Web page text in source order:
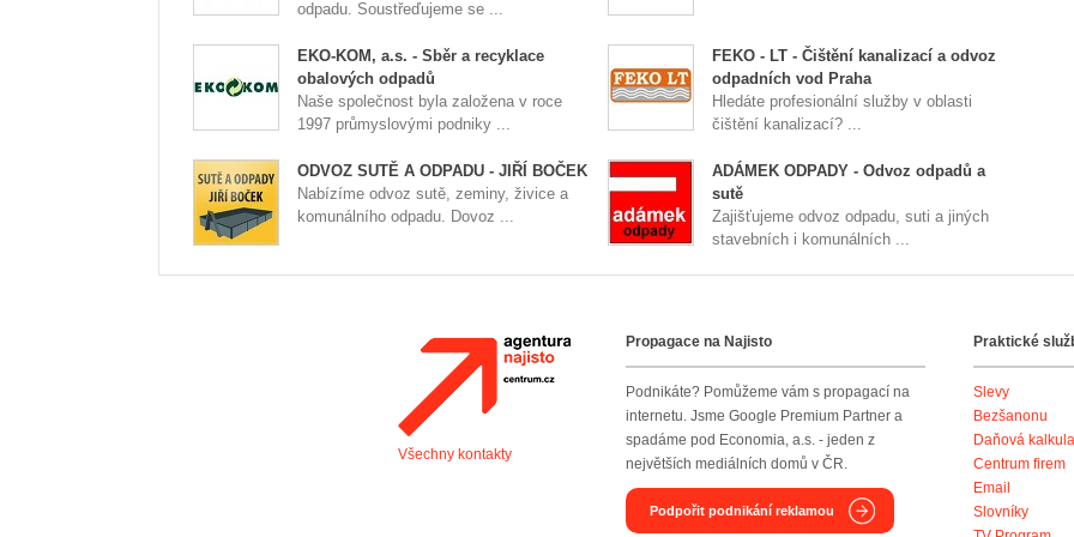
odpadu. Soustřeďujeme se ...
EKO-KOM, a.s. - Sběr a recyklace
obalových odpadů
Naše společnost byla založena v roce
1997 průmyslovými podniky ...
FEKO - LT - Čištění kanalizací a odvoz
odpadních vod Praha
Hledáte profesionální služby v oblasti
čištění kanalizací? ...
ODVOZ SUTĚ A ODPADU - JIŘÍ BOČEK
Nabízíme odvoz sutě, zeminy, živice a
komunálního odpadu. Dovoz ...
ADÁMEK ODPADY - Odvoz odpadů a
sutě
Zajišťujeme odvoz odpadu, suti a jiných
stavebních i komunálních ...
Agentura Najisto
Všechny kontakty
Propagace na Najisto
Podnikáte? Pomůžeme vám s propagací na
internetu. Jsme Google Premium Partner a
spadáme pod Economia, a.s. - jeden z
největších mediálních domů v ČR.
Podpořit podnikání reklamou
Praktické
Slevy
Bezšanonu
Daňová
Centrum firem
Email
Slovníky